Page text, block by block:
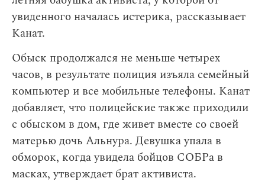
увиденного началась истерика, рассказывает
Канат.
Обыск продолжался не меньше четырех
часов, в результате полиция изъяла семейный
компьютер и все мобильные телефоны. Канат
добавляет, что полицейские также приходили
с обыском в дом, где живет вместе со своей
матерью дочь Альнура. Девушка упала в
обморок, когда увидела бойцов СОБРа в
масках, утверждает брат активиста.